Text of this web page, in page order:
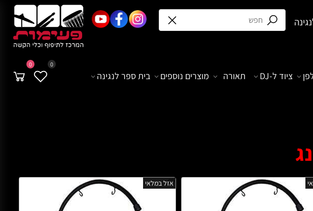
0 0
ציוד ל-DJ תאורה מוצרים נוספים בית ספר לנגינה
אזל במלאי